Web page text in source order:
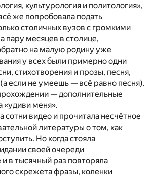
культурология и политология»,
же попробовала подать
столичных вузов с громкими
месяцев в столице,
на малую родину уже
у всех были примерно одни
стихотворения и прозы, песня,
если не умеешь — всё равно песня).
— дополнительные
«удиви меня».
сотни видео и прочитала несчётное
литературы о том, как
Но когда стояла
своей очереди
в тысячный раз повторяла
скрежета фразы, коленки